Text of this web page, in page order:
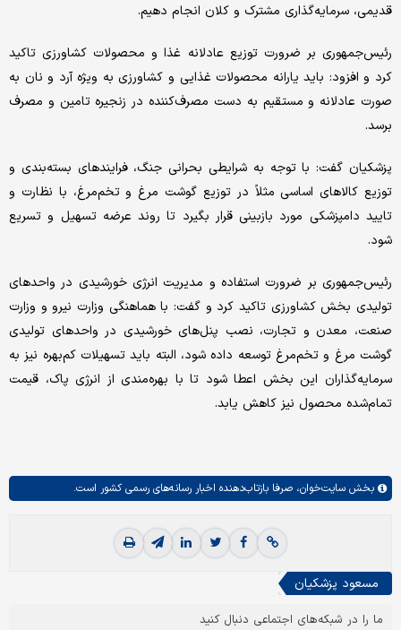
قدیمی، سرمایه‌گذاری مشترک و کلان انجام دهیم.
رئیس‌جمهوری بر ضرورت توزیع عادلانه غذا و محصولات کشاورزی تاکید
کرد و افزود: باید یارانه محصولات غذایی و کشاورزی به ویژه آرد و نان به
صورت عادلانه و مستقیم به دست مصرف‌کننده در زنجیره تامین و مصرف
برسد.
پزشکیان گفت: با توجه به شرایطی بحرانی جنگ، فرایندهای بسته‌بندی و
توزیع کالاهای اساسی مثلاً در توزیع گوشت مرغ و تخم‌مرغ، با نظارت و
تایید دامپزشکی مورد بازبینی قرار بگیرد تا روند عرضه تسهیل و تسریع
شود.
رئیس‌جمهوری بر ضرورت استفاده و مدیریت انرژی خورشیدی در واحدهای
تولیدی بخش کشاورزی تاکید کرد و گفت: با هماهنگی وزارت نیرو و وزارت
صنعت، معدن و تجارت، نصب پنل‌های خورشیدی در واحدهای تولیدی
گوشت مرغ و تخم‌مرغ توسعه داده شود، البته باید تسهیلات کم‌بهره نیز به
سرمایه‌گذاران این بخش اعطا شود تا با بهره‌مندی از انرژی پاک، قیمت
تمام‌شده محصول نیز کاهش یابد.
بخش سایت‌خوان، صرفا بازتاب‌دهنده اخبار رسانه‌های رسمی کشور است.
مسعود پزشکیان
ما را در شبکه‌های اجتماعی دنبال کنید